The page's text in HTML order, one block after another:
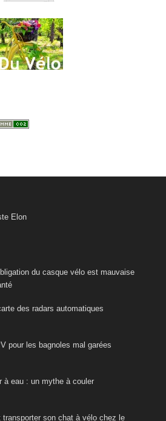
Elon
du casque vélo est mauvaise
des radars automatiques
pour les bagnoles mal garées
à eau : un mythe à couler
transporter son chat à vélo chez le